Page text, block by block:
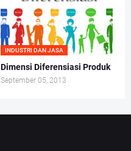
INDUSTRI DAN JASA
Dimensi Diferensiasi Produk
September 05, 2013